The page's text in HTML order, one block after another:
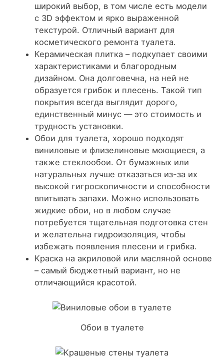
широкий выбор, в том числе есть модели
с 3D эффектом и ярко выраженной
текстурой. Отличный вариант для
косметического ремонта туалета.
Керамическая плитка – подкупает своими
характеристиками и благородным
дизайном. Она долговечна, на ней не
образуется грибок и плесень. Такой тип
покрытия всегда выглядит дорого,
единственный минус — это стоимость и
трудность установки.
Обои для туалета, хорошо подходят
виниловые и флизелиновые моющиеся, а
также стеклообои. От бумажных или
натуральных лучше отказаться из-за их
высокой гигроскопичности и способности
впитывать запахи. Можно использовать
жидкие обои, но в любом случае
потребуется тщательная подготовка стен
и желательна гидроизоляция, чтобы
избежать появления плесени и грибка.
Краска на акриловой или масляной основе
– самый бюджетный вариант, но не
отличающийся красотой.
Обои в туалете